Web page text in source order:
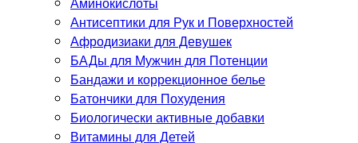
Антисептики для Рук и Поверхностей
Афродизиаки для Девушек
БАДы для Мужчин для Потенции
Бандажи и коррекционное белье
Батончики для Похудения
Биологически активные добавки
Витамины для Детей